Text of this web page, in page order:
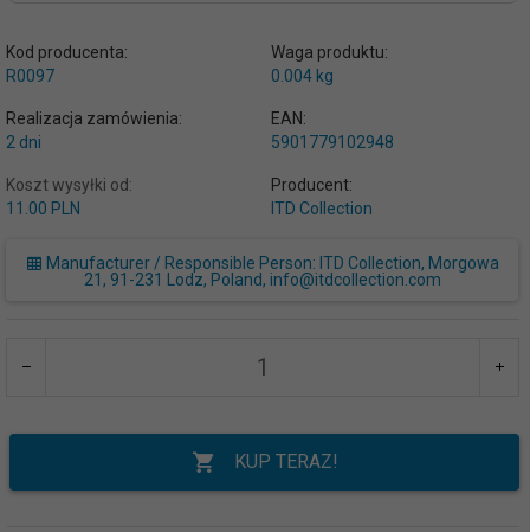
Kod producenta:
R0097
Waga produktu:
0.004 kg
Realizacja zamówienia:
2 dni
EAN:
5901779102948
Koszt wysyłki od:
11.00 PLN
Producent:
ITD Collection
Manufacturer / Responsible Person: ITD Collection, Morgowa
21, 91-231 Lodz, Poland, info@itdcollection.com
KUP TERAZ!